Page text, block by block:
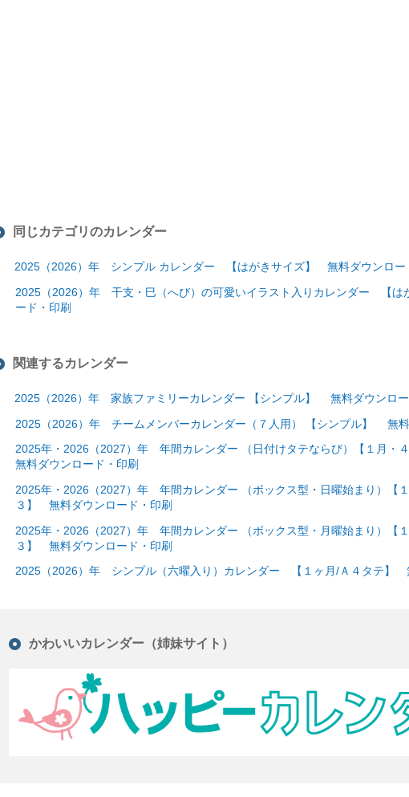
同じカテゴリのカレンダー
2025（2026）年 シンプル カレンダー 【はがきサイズ】 無料ダウンロー
2025（2026）年 干支・巳（へび）の可愛いイラスト入りカレンダー 【は
ード・印刷
関連するカレンダー
2025（2026）年 家族ファミリーカレンダー 【シンプル】 無料ダウンロー
2025（2026）年 チームメンバーカレンダー（７人用） 【シンプル】 無料
2025年・2026（2027）年 年間カレンダー （日付けタテならび）【１月・
無料ダウンロード・印刷
2025年・2026（2027）年 年間カレンダー （ボックス型・日曜始まり）【
３】 無料ダウンロード・印刷
2025年・2026（2027）年 年間カレンダー （ボックス型・月曜始まり）【
３】 無料ダウンロード・印刷
2025（2026）年 シンプル（六曜入り）カレンダー 【１ヶ月/Ａ４タテ】
かわいいカレンダー（姉妹サイト）